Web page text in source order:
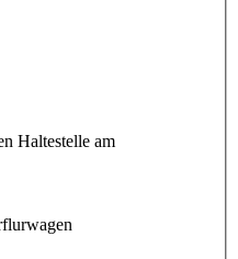
Haltestelle am